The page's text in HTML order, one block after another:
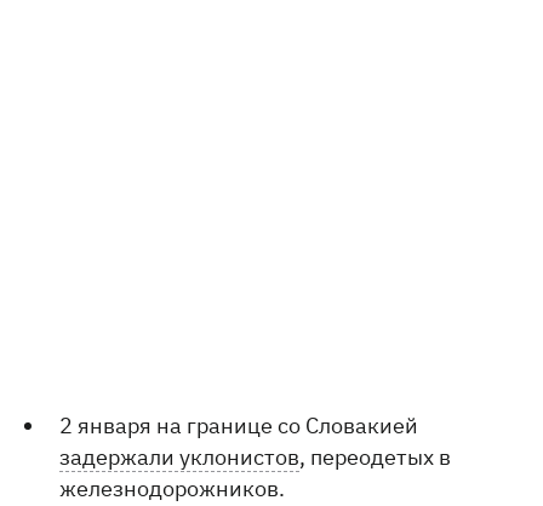
2 января на границе со Словакией
задержали уклонистов, переодетых в
железнодорожников.